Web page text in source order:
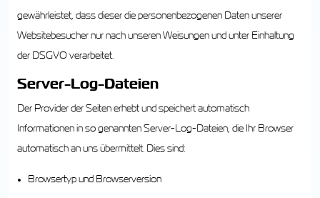
gewährleistet, dass dieser die personenbezogenen Daten unserer
Websitebesucher nur nach unseren Weisungen und unter Einhaltung
der DSGVO verarbeitet.
Server-Log-Dateien
Der Provider der Seiten erhebt und speichert automatisch
Informationen in so genannten Server-Log-Dateien, die Ihr Browser
automatisch an uns übermittelt. Dies sind:
Browsertyp und Browserversion